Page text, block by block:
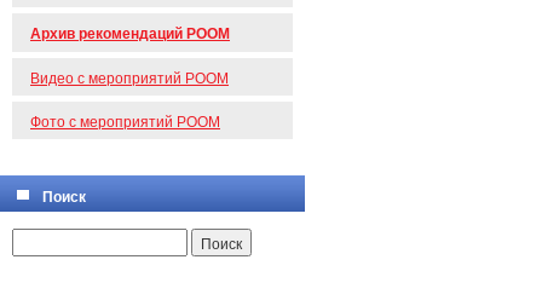
Архив рекомендаций РООМ
Видео с мероприятий РООМ
Фото с мероприятий РООМ
Поиск